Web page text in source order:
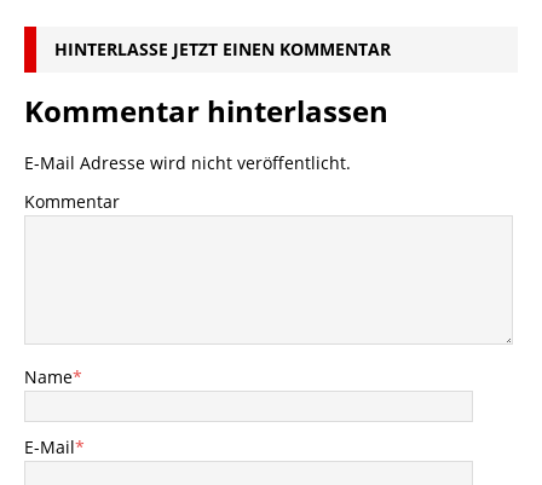
HINTERLASSE JETZT EINEN KOMMENTAR
Kommentar hinterlassen
E-Mail Adresse wird nicht veröffentlicht.
Kommentar
Name*
E-Mail*